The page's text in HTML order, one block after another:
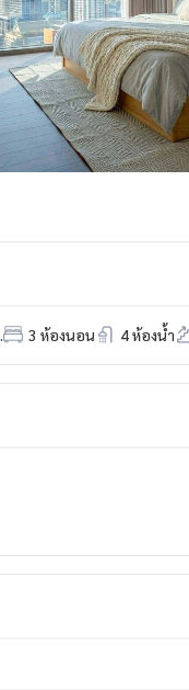
3 ห้องนอน 4 ห้องน้ำ